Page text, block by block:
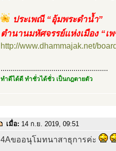
ประเพณี “อุ้มพระดำน้ำ”
ตำนานมหัศจรรย์แห่งเมือง “เ
http://www.dhammajak.net/
.....................................................
ทำดีได้ดี ทำชั่วได้ชั่ว เป็นกฎตายตัว
เมื่อ: 14 ก.ย. 2019, 09:51
4Aขออนุโมทนาสาธุการค่ะ